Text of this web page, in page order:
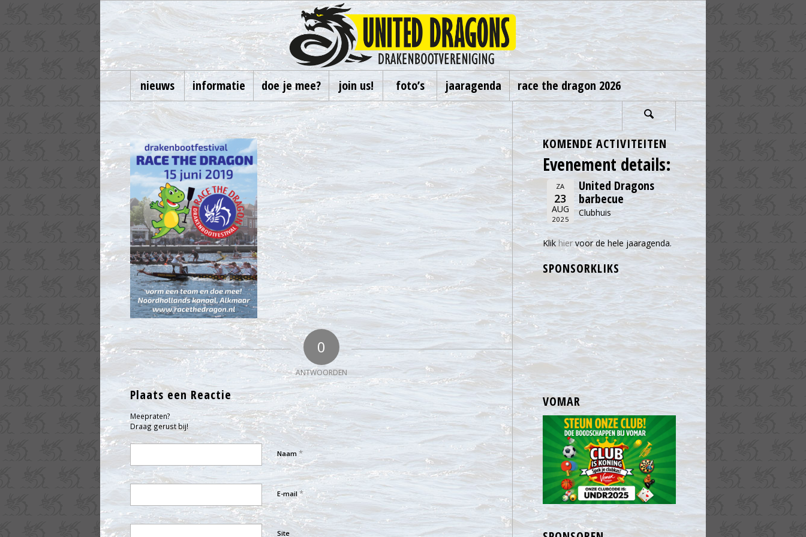
nieuws informatie doe je mee? join us! foto’s jaaragenda race the dragon 2026
0
ANTWOORDEN
Plaats een Reactie
Meepraten?
Draag gerust bij!
Naam *
E-mail*
Site
KOMENDE ACTIVITEITEN
Evenement details:
ZA
23
AUG
2025
United Dragons
barbecue
Clubhuis
Klik hiervoor de hele jaaragenda.
SPONSORKLIKS
VOMAR